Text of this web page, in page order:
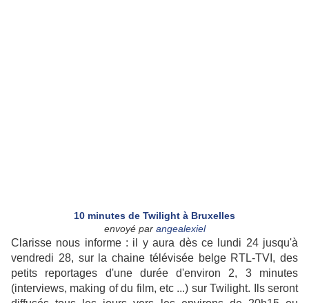
10 minutes de Twilight à Bruxelles
envoyé par angealexiel
Clarisse nous informe : il y aura dès ce lundi 24 jusqu'à
vendredi 28, sur la chaine télévisée belge RTL-TVI, des
petits reportages d'une durée d'environ 2, 3 minutes
(interviews, making of du film, etc ...) sur Twilight. Ils seront